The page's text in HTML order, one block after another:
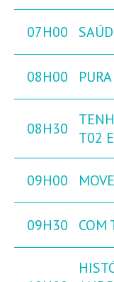
07H00
08H00
08H30
T02
09H00
09H30 COM